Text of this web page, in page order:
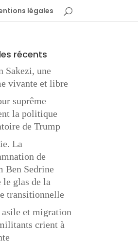
légales
récents
Sakezi, une
vivante et libre
suprême
la politique
de Trump
La
de
Ben Sedrine
le glas de la
transitionnelle
asile et migration
crient à